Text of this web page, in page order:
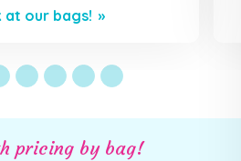
at our bags!
pricing by bag!